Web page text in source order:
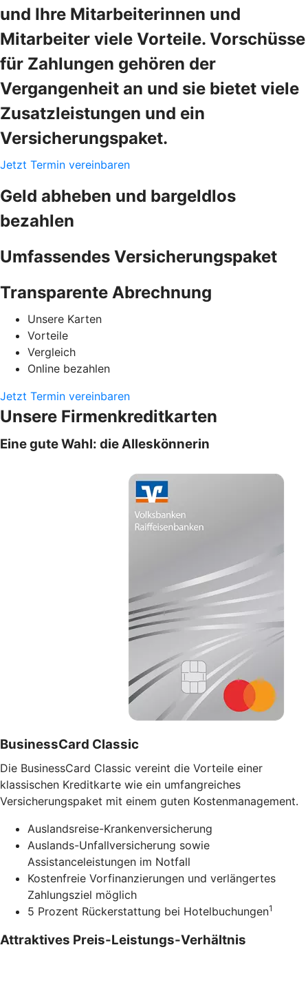
und Ihre Mitarbeiterinnen und
Mitarbeiter viele Vorteile. Vorschüsse
für Zahlungen gehören der
Vergangenheit an und sie bietet viele
Zusatzleistungen und ein
Versicherungspaket.
Jetzt Termin vereinbaren
Geld abheben und bargeldlos
bezahlen
Umfassendes Versicherungspaket
Transparente Abrechnung
Unsere Karten
Vorteile
Vergleich
Online bezahlen
Jetzt Termin vereinbaren
Unsere Firmenkreditkarten
Eine gute Wahl: die Alleskönnerin
BusinessCard Classic
Die BusinessCard Classic vereint die Vorteile einer
klassischen Kreditkarte wie ein umfangreiches
Versicherungspaket mit einem guten Kostenmanagement.
Auslandsreise-Krankenversicherung
Auslands-Unfallversicherung sowie
Assistanceleistungen im Notfall
Kostenfreie Vorfinanzierungen und verlängertes
Zahlungsziel möglich
5 Prozent Rückerstattung bei Hotelbuchungen1
Attraktives Preis-Leistungs-Verhältnis